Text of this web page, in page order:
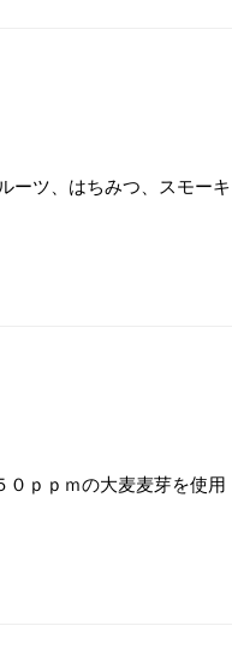
ーツ、はちみつ、スモーキ
ｐｐｍの大麦麦芽を使用